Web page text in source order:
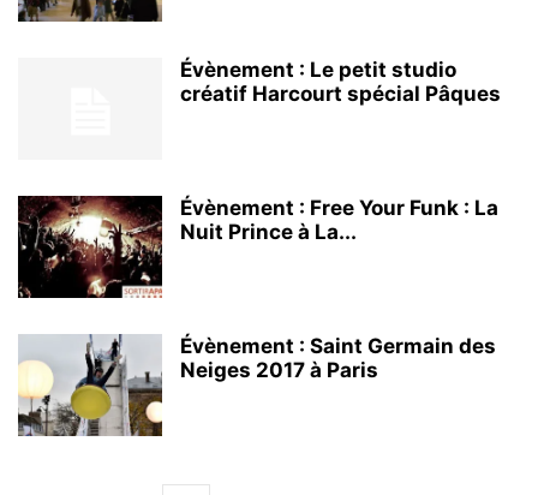
Évènement : Le petit studio
créatif Harcourt spécial Pâques
Évènement : Free Your Funk : La
Nuit Prince à La...
Évènement : Saint Germain des
Neiges 2017 à Paris